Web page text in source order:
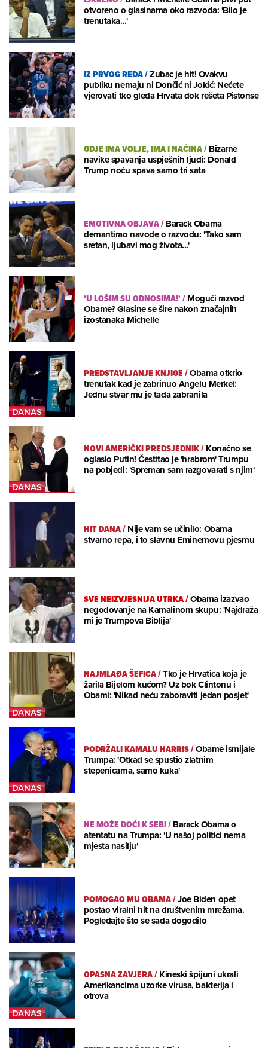
otvoreno o glasinama oko razvoda: 'Bilo je
trenutaka...'
IZ PRVOG REDA/Zubac je hit! Ovakvu
publiku nemaju ni Dončić ni Jokić: Nećete
vjerovati tko gleda Hrvata dok rešeta Pistonse
GDJE IMA VOLJE, IMA I NAČINA/Bizarne
navike spavanja uspješnih ljudi: Donald
Trump noću spava samo tri sata
EMOTIVNA OBJAVA/Barack Obama
demantirao navode o razvodu: 'Tako sam
sretan, ljubavi mog života...'
'U LOŠIM SU ODNOSIMA!'/Mogući razvod
Obame? Glasine se šire nakon značajnih
izostanaka Michelle
PREDSTAVLJANJE KNJIGE/Obama otkrio
trenutak kad je zabrinuo Angelu Merkel:
Jednu stvar mu je tada zabranila
NOVI AMERIČKI PREDSJEDNIK/Konačno se
oglasio Putin! Čestitao je 'hrabrom' Trumpu
na pobjedi: 'Spreman sam razgovarati s njim'
HIT DANA/Nije vam se učinilo: Obama
stvarno repa, i to slavnu Eminemovu pjesmu
SVE NEIZVJESNIJA UTRKA/Obama izazvao
negodovanje na Kamalinom skupu: 'Najdraža
mi je Trumpova Biblija'
NAJMLAĐA ŠEFICA/Tko je Hrvatica koja je
žarila Bijelom kućom? Uz bok Clintonu i
Obami: 'Nikad neću zaboraviti jedan posjet'
PODRŽALI KAMALU HARRIS/Obame ismijale
Trumpa: 'Otkad se spustio zlatnim
stepenicama, samo kuka'
NE MOŽE DOĆI K SEBI/Barack Obama o
atentatu na Trumpa: 'U našoj politici nema
mjesta nasilju'
POMOGAO MU OBAMA/Joe Biden opet
postao viralni hit na društvenim mrežama.
Pogledajte što se sada dogodilo
OPASNA ZAVJERA/Kineski špijuni ukrali
Amerikancima uzorke virusa, bakterija i
otrova